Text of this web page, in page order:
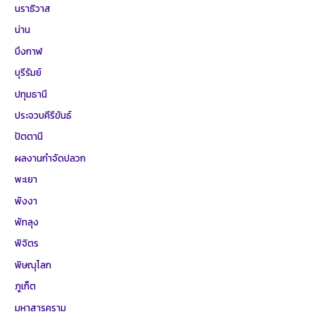
นราธิวาส
น่าน
บึงกาฬ
บุรีรัมย์
ปทุมธานี
ประจวบคีรีขันธ์
ปัตตานี
ผลงานกำจัดปลวก
พะเยา
พังงา
พัทลุง
พิจิตร
พิษณุโลก
ภูเก็ต
มหาสารคราม